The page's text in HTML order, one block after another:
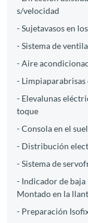
s/velocidad
- Sujetavasos en
- Sistema de
- Aire
-
- Elevalunas
toque
- Consola en el
- Distribución
- Sistema de
- Indicador de
Montado en la
- Preparación